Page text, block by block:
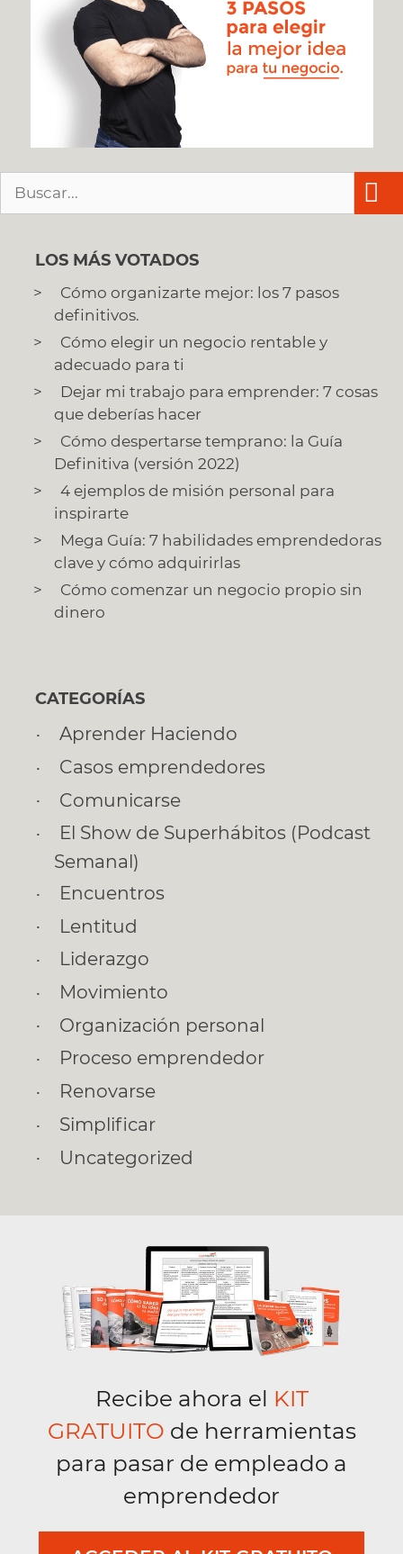
LOS MÁS VOTADOS
Cómo organizarte mejor: los 7 pasos
definitivos.
Cómo elegir un negocio rentable y
adecuado para ti
Dejar mi trabajo para emprender: 7 cosas
que deberías hacer
Cómo despertarse temprano: la Guía
Definitiva (versión 2022)
4 ejemplos de misión personal para
inspirarte
Mega Guía: 7 habilidades emprendedoras
clave y cómo adquirirlas
Cómo comenzar un negocio propio sin
dinero
CATEGORÍAS
Aprender Haciendo
Casos emprendedores
Comunicarse
El Show de Superhábitos (Podcast
Semanal)
Encuentros
Lentitud
Liderazgo
Movimiento
Organización personal
Proceso emprendedor
Renovarse
Simplificar
Uncategorized
Recibe ahora el KIT
GRATUITO de herramientas
para pasar de empleado a
emprendedor